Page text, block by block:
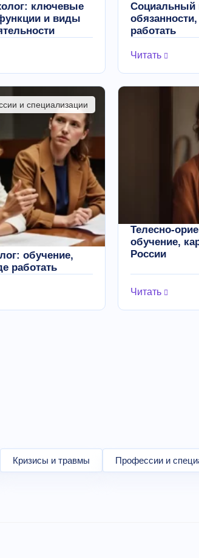
ключевые
и виды
Социальный
работать
Читать
и специализации
обучение,
работать
Телесно-
обучение,
России
Читать
Кризисы и травмы Профессии и